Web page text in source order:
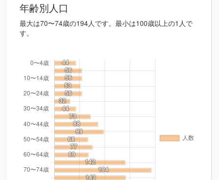
年齢別人口
最大は70〜74歳の194人です。最小は100歳以上の1人で
す。